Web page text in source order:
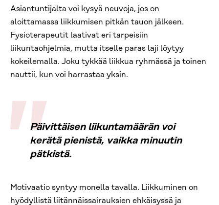
Asiantuntijalta voi kysyä neuvoja, jos on
aloittamassa liikkumisen pitkän tauon jälkeen.
Fysioterapeutit laativat eri tarpeisiin
liikuntaohjelmia, mutta itselle paras laji löytyy
kokeilemalla. Joku tykkää liikkua ryhmässä ja toinen
nauttii, kun voi harrastaa yksin.
Päivittäisen liikuntamäärän voi
kerätä pienistä, vaikka minuutin
pätkistä.
Motivaatio syntyy monella tavalla. Liikkuminen on
hyödyllistä liitännäissairauksien ehkäisyssä ja